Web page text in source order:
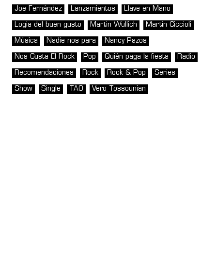
Joe Fernández Lanzamientos Llave en Mano
Logia del buen gusto Martin Wullich Martín Ciccioli
Música Nadie nos para Nancy Pazos
Nos Gusta El Rock Pop Quién paga la fiesta Radio
Recomendaciones Rock Rock & Pop Series
Show Single TAO Vero Tossounian